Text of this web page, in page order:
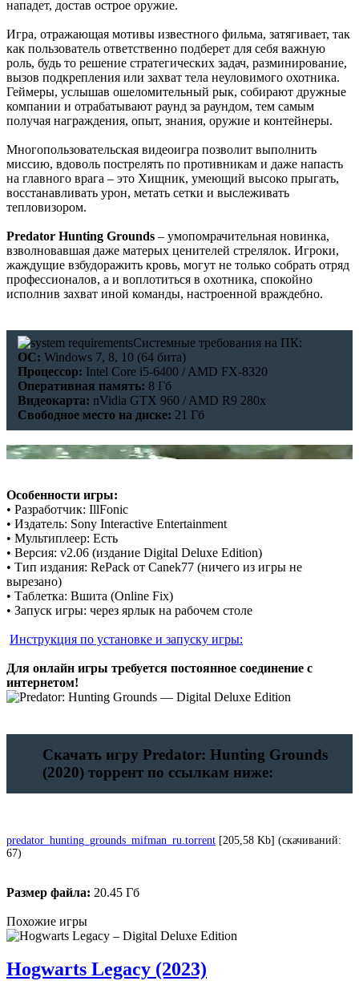
нападет, достав острое оружие.
Игра, отражающая мотивы известного фильма, затягивает, так
как пользователь ответственно подберет для себя важную
роль, будь то решение стратегических задач, разминирование,
вызов подкрепления или захват тела неуловимого охотника.
Геймеры, услышав ошеломительный рык, собирают дружные
компании и отрабатывают раунд за раундом, тем самым
получая награждения, опыт, знания, оружие и контейнеры.
Многопользовательская видеоигра позволит выполнить
миссию, вдоволь пострелять по противникам и даже напасть
на главного врага – это Хищник, умеющий высоко прыгать,
восстанавливать урон, метать сетки и выслеживать
тепловизором.
Predator Hunting Grounds – умопомрачительная новинка,
взволновавшая даже матерых ценителей стрелялок. Игроки,
жаждущие взбудоражить кровь, могут не только собрать отряд
профессионалов, а и воплотиться в охотника, спокойно
исполнив захват иной команды, настроенной враждебно.
Системные требования на ПК:
ОС: Windows 7, 8, 10 (64 бита)
Процессор: Intel Core i5-6400 / AMD FX-8320
Оперативная память: 8 Гб
Видеокарта: nVidia GTX 960 / AMD R9 280x
Свободное место на диске: 21 Гб
Особенности игры:
• Разработчик: IllFonic
• Издатель: Sony Interactive Entertainment
• Мультиплеер: Есть
• Версия: v2.06 (издание Digital Deluxe Edition)
• Тип издания: RePack от Canek77 (ничего из игры не
вырезано)
• Таблетка: Вшита (Online Fix)
• Запуск игры: через ярлык на рабочем столе
Инструкция по установке и запуску игры:
Для онлайн игры требуется постоянное соединение с
интернетом!
Скачать игру Predator: Hunting Grounds
(2020) торрент по ссылкам ниже:
predator_hunting_grounds_mifman_ru.torrent [205,58 Kb] (cкачиваний:
67)
Размер файла: 20.45 Гб
Похожие игры
Hogwarts Legacy (2023)